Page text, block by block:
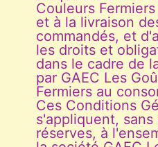
Couleurs
et à la livraison
commandés, et
les droits et
dans le cadre de
par GAEC Les
Fermiers au
Ces Conditions
s'appliquent,
réserves, à